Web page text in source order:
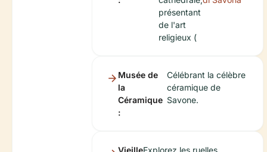
présentant
de l'art
religieux (
Musée de
la
Céramique
:
Célébrant la célèbre
céramique de
Savone.
VieilleExplorez les ruelles